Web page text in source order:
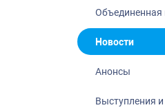
Объединенная
Новости
Анонсы
Выступления